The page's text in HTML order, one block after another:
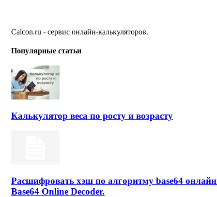
Calcon.ru - сервис онлайн-калькуляторов.
Популярные статьи
Калькулятор веса по росту и возрасту
Расшифровать хэш по алгоритму base64
Base64 Online Decoder.